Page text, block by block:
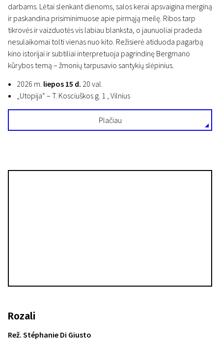
darbams. Lėtai slenkant dienoms, salos kerai apsvaigina merginą
ir paskandina prisiminimuose apie pirmąją meilę. Ribos tarp
tikrovės ir vaizduotės vis labiau blanksta, o jaunuoliai pradeda
nesulaikomai tolti vienas nuo kito. Režisierė atiduoda pagarbą
kino istorijai ir subtiliai interpretuoja pagrindinę Bergmano
kūrybos temą – žmonių tarpusavio santykių slėpinius.
2026 m. liepos 15 d. 20 val.
„Utopija“ – T. Kosciuškos g. 1 , Vilnius
Plačiau
Rozali
Rež. Stéphanie Di Giusto